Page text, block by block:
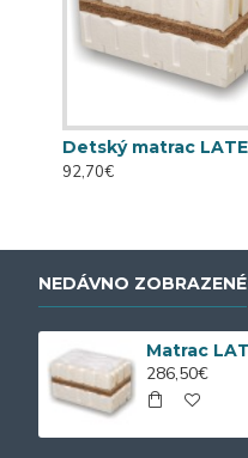
92,70€
NEDÁVNO ZOBRAZENÉ
286,50€